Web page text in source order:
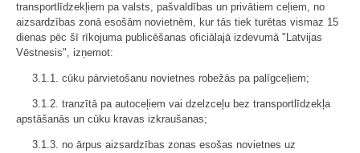
transportlīdzekļiem pa valsts, pašvaldības un privātiem ceļiem, no
aizsardzības zonā esošām novietnēm, kur tās tiek turētas vismaz 15
dienas pēc šī rīkojuma publicēšanas oficiālajā izdevumā "Latvijas
Vēstnesis", izņemot:
3.1.1. cūku pārvietošanu novietnes robežās pa palīgceļiem;
3.1.2. tranzītā pa autoceļiem vai dzelzceļu bez transportlīdzekļa
apstāšanās un cūku kravas izkraušanas;
3.1.3. no ārpus aizsardzības zonas esošas novietnes uz